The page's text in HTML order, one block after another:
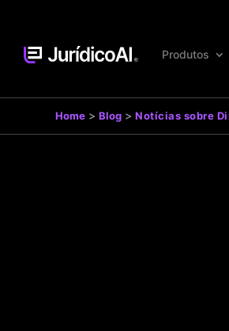
Produtos
Home > Blog > Notícias sobre